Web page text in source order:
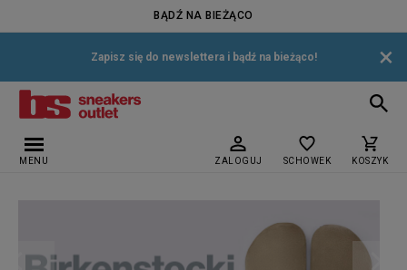
BĄDŹ NA BIEŻĄCO
Zapisz się do newslettera i bądź na bieżąco! ×
MENU ZALOGUJ SCHOWEK KOSZYK